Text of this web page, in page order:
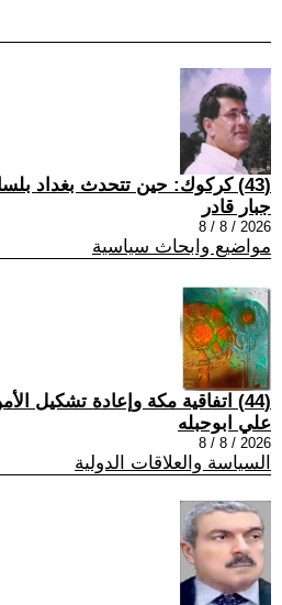
(43) كركوك: حين تتحدث بغداد بلسانٍ محلي
جبار قادر
2026 / 8 / 8
مواضيع وابحاث سياسية
(44) اتفاقية مكة وإعادة تشكيل الأمن الإقليمي
علي ابوحبله
2026 / 8 / 8
السياسة والعلاقات الدولية